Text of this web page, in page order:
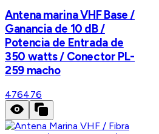
Antena marina VHF Base /
Ganancia de 10 dB /
Potencia de Entrada de
350 watts / Conector PL-
259 macho
476476